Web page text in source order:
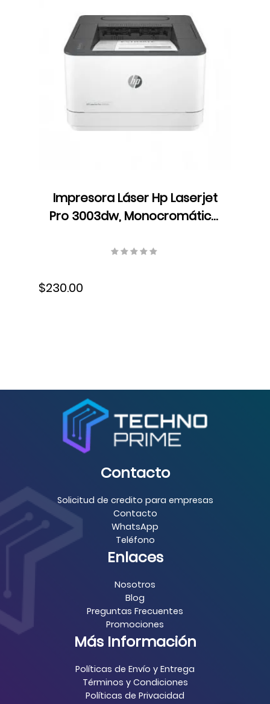
Impresora Láser Hp Laserjet
Pro 3003dw, Monocromática,
$230.00
Contacto
Solicitud de credito para empresas
Contacto
WhatsApp
Teléfono
Enlaces
Nosotros
Blog
Preguntas Frecuentes
Promociones
Más Información
Políticas de Envío y Entrega
Términos y Condiciones
Políticas de Privacidad